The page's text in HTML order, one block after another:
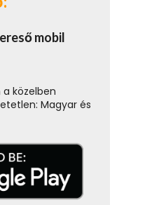
mobil
közelben
Magyar és